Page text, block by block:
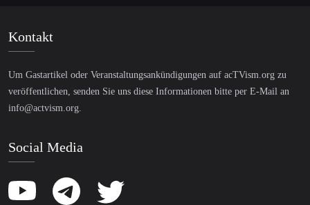
Kontakt
Um Gastartikel oder Veranstaltungsankündigungen auf acTVism.org zu
veröffentlichen, senden Sie uns diese Informationen bitte per E-Mail an
info@actvism.org.
Social Media